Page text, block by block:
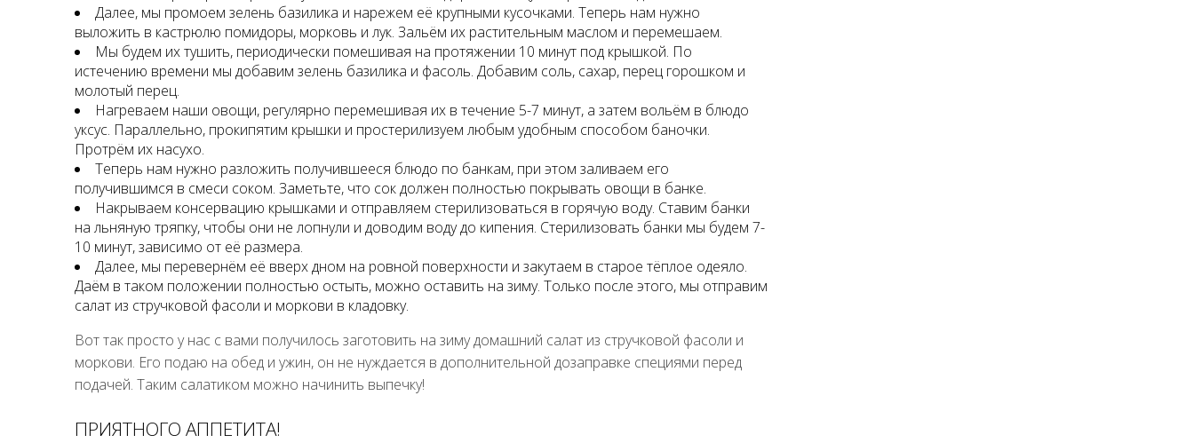
Далее, мы промоем зелень базилика и нарежем её крупными кусочками. Теперь нам нужно
выложить в кастрюлю помидоры, морковь и лук. Зальём их растительным маслом и перемешаем.
Мы будем их тушить, периодически помешивая на протяжении 10 минут под крышкой. По
истечению времени мы добавим зелень базилика и фасоль. Добавим соль, сахар, перец горошком и
молотый перец.
Нагреваем наши овощи, регулярно перемешивая их в течение 5-7 минут, а затем вольём в блюдо
уксус. Параллельно, прокипятим крышки и простерилизуем любым удобным способом баночки.
Протрём их насухо.
Теперь нам нужно разложить получившееся блюдо по банкам, при этом заливаем его
получившимся в смеси соком. Заметьте, что сок должен полностью покрывать овощи в банке.
Накрываем консервацию крышками и отправляем стерилизоваться в горячую воду. Ставим банки
на льняную тряпку, чтобы они не лопнули и доводим воду до кипения. Стерилизовать банки мы будем 7-
10 минут, зависимо от её размера.
Далее, мы перевернём её вверх дном на ровной поверхности и закутаем в старое тёплое одеяло.
Даём в таком положении полностью остыть, можно оставить на зиму. Только после этого, мы отправим
салат из стручковой фасоли и моркови в кладовку.
Вот так просто у нас с вами получилось заготовить на зиму домашний салат из стручковой фасоли и
моркови. Его подаю на обед и ужин, он не нуждается в дополнительной дозаправке специями перед
подачей. Таким салатиком можно начинить выпечку!
ПРИЯТНОГО АППЕТИТА!